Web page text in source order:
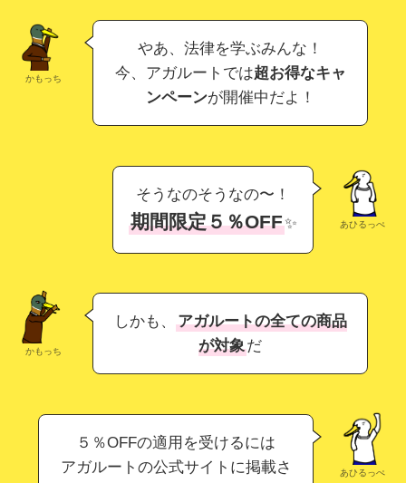
かもっち
やあ、法律を学ぶみんな！
今、アガルートでは超お得なキャ
ンペーンが開催中だよ！
あひるっぺ
そうなのそうなの〜！
期間限定５％OFF✨
かもっち
しかも、
アガルートの全ての商品
が対象だ
あひるっぺ
５％OFFの適用を受けるには
アガルートの公式サイトに掲載さ